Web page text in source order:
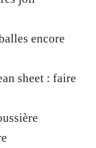
encore
sheet : faire